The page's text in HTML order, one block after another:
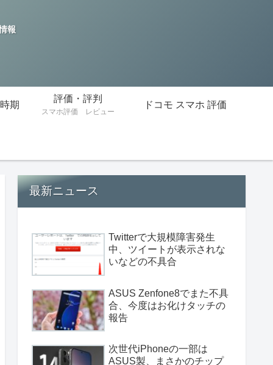
報
期
評価・評判
スマホ評価 レビュー
ドコモ スマホ 評価
最新ニュース
Twitterで大規模障害発生
中、ツイートが表示されな
いなどの不具合
ASUS Zenfone8でまた不具
合、今度はお化けタッチの
報告
次世代iPhoneの一部は
ASUS製、まさかのチップ